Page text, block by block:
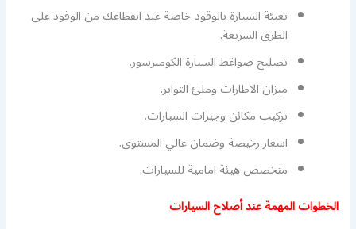
تعبئة السيارة بالوقود خاصة عند انقطاعك من الوقود على
الطرق السريعة.
تصليح ضواغط السيارة الكومبرسور.
ميزان الاطارات وملئ التواير.
تركيب مكائن وجيرات السيارات.
اسعار رخيصة وضمان عالي المستوى.
متخصص هيئة امامية للسيارات.
الخطوات المهمة عند أصلاح السيارات